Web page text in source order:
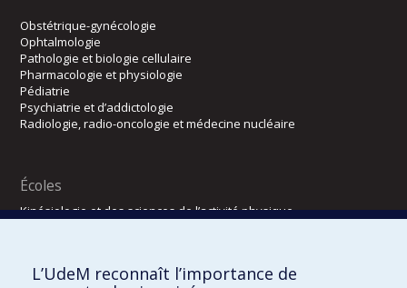
Obstétrique-gynécologie
Ophtalmologie
Pathologie et biologie cellulaire
Pharmacologie et physiologie
Pédiatrie
Psychiatrie et d’addictologie
Radiologie, radio-oncologie et médecine nucléaire
Écoles
Kinésiologie et des sciences de l’activité physique
L’UdeM reconnaît l’importance de